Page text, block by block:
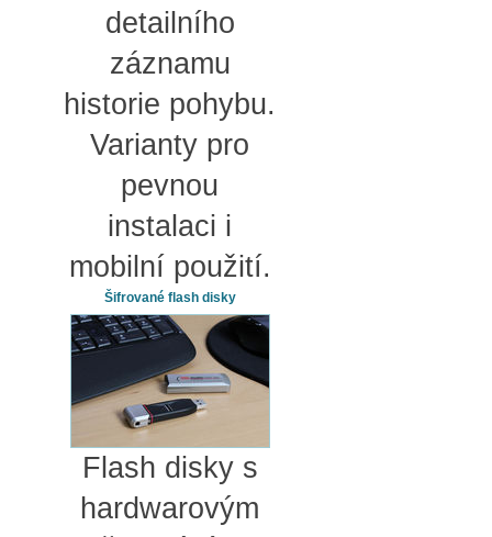
detailního
záznamu
historie pohybu.
Varianty pro
pevnou
instalaci i
mobilní použití.
Šifrované flash disky
Flash disky s
hardwarovým